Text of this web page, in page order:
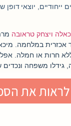
ייחודיים, יוצאי
ויצחק טראובה
חרות או חמלה.
גידלו משפחה ונכדים
לראות את